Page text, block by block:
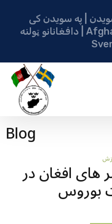
| په سویدن کی
دافغانانو ټولنه | Afghanska Föreningen i
Blog
افغان در
بوروس